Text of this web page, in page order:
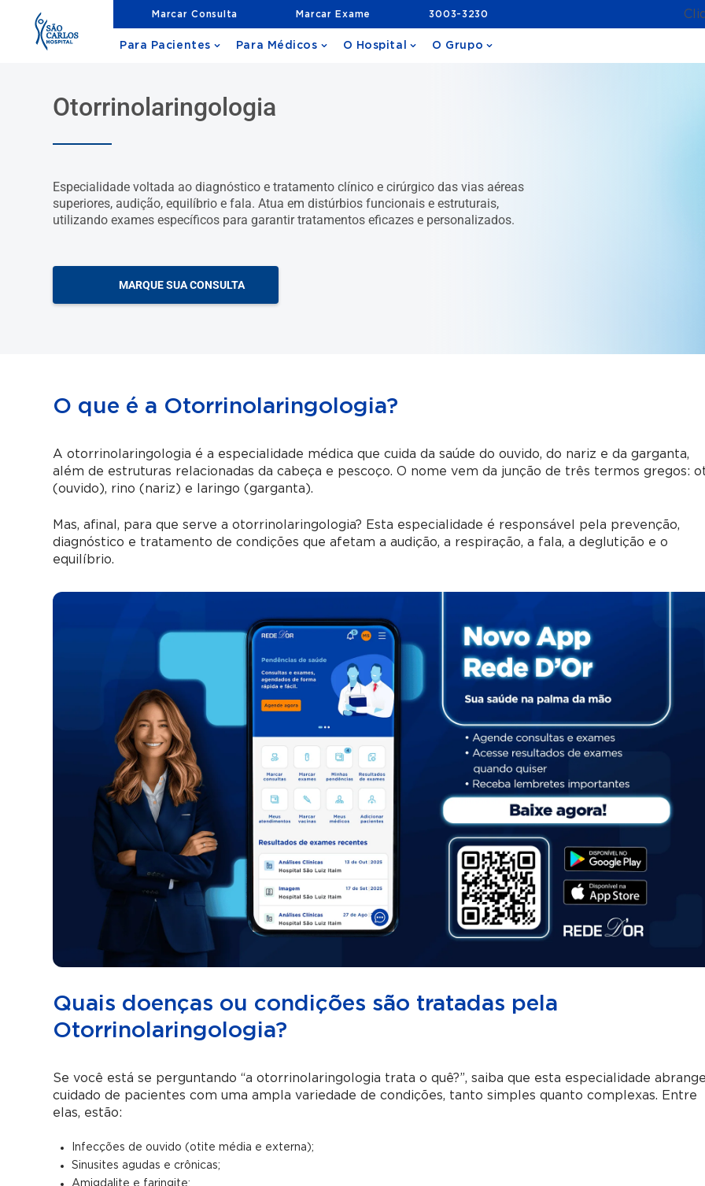
Marcar Consulta Marcar Exame 3003-3230
Para Pacientes Para Médicos O Hospital O Grupo
Otorrinolaringologia
Especialidade voltada ao diagnóstico e tratamento clínico e cirúrgico das vias aéreas
superiores, audição, equilíbrio e fala. Atua em distúrbios funcionais e estruturais,
utilizando exames específicos para garantir tratamentos eficazes e personalizados.
MARQUE SUA CONSULTA
O que é a Otorrinolaringologia?
A otorrinolaringologia é a especialidade médica que cuida da saúde do ouvido, do nariz e da garganta,
além de estruturas relacionadas da cabeça e pescoço. O nome vem da junção de três termos gregos:
(ouvido), rino (nariz) e laringo (garganta).
Mas, afinal, para que serve a otorrinolaringologia? Esta especialidade é responsável pela prevenção,
diagnóstico e tratamento de condições que afetam a audição, a respiração, a fala, a deglutição e o
equilíbrio.
Quais doenças ou condições são tratadas pela
Otorrinolaringologia?
Se você está se perguntando “a otorrinolaringologia trata o quê?”, saiba que esta especialidade
cuidado de pacientes com uma ampla variedade de condições, tanto simples quanto complexas. Entre
elas, estão:
Infecções de ouvido (otite média e externa);
Sinusites agudas e crônicas;
Amigdalite e faringite;